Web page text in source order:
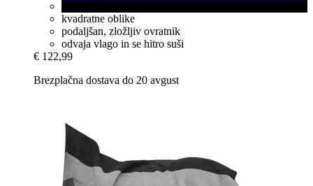
kvadratne oblike
podaljšan, zložljiv ovratnik
odvaja vlago in se hitro suši
€ 122,99
Brezplačna dostava do 20 avgust